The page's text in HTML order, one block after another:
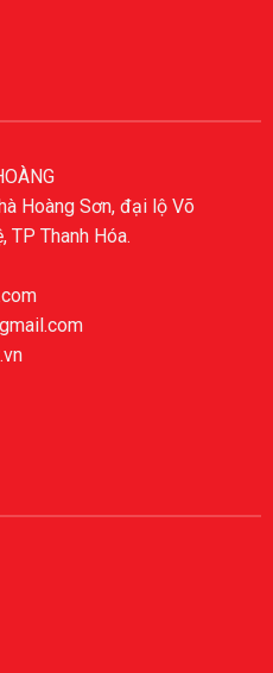
Hoàng Sơn, đại lộ Võ
TP Thanh Hóa.